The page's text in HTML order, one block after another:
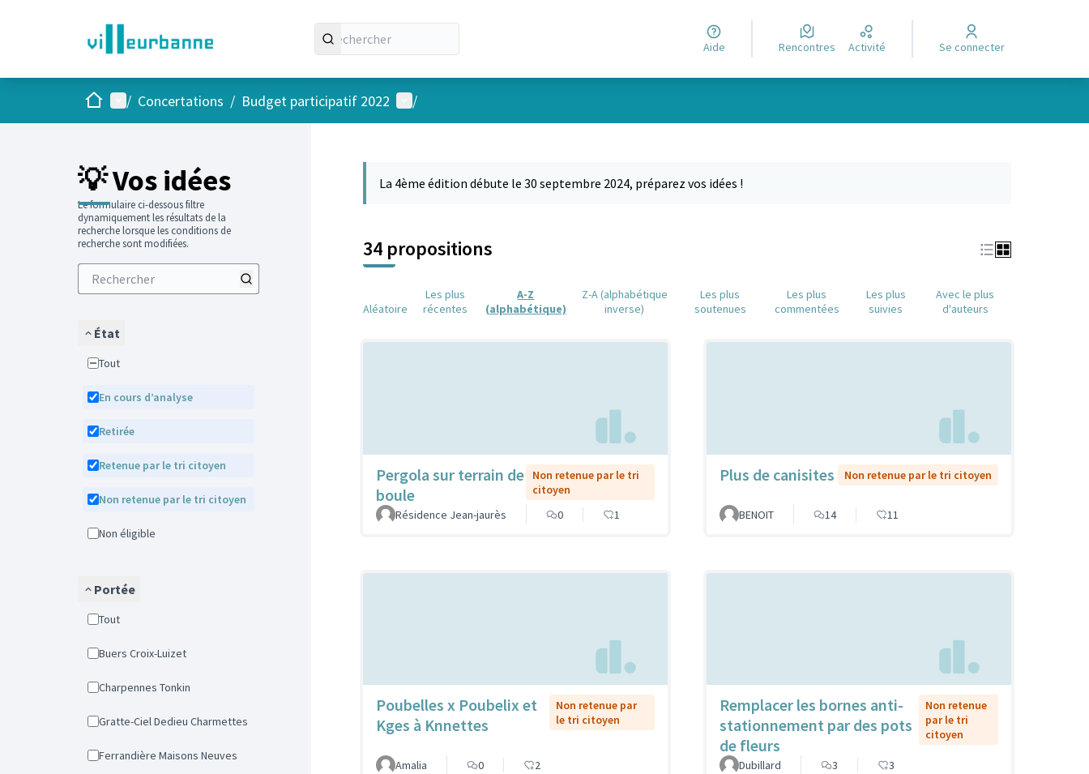
Aide Rencontres Activité Se connecter
AccueilMenu principal
/ Concertations / Budget participatif 2022 Menu utilisateur
/
💡 Vos idées
Le formulaire ci-dessous filtre
dynamiquement les résultats de la
recherche lorsque les conditions de
recherche sont modifiées.
État
Tout
En cours d’analyse
Retirée
Retenue par le tri citoyen
Non retenue par le tri citoyen
Non éligible
Portée
Tout
Buers Croix-Luizet
Charpennes Tonkin
Gratte-Ciel Dedieu Charmettes
Ferrandière Maisons Neuves
La 4ème édition débute le 30 septembre 2024, préparez vos idées !
34 propositions
Aléatoire
Les plus
récentes
A-Z
(alphabétique)
Z-A (alphabétique
inverse)
Les plus
soutenues
Les plus
commentées
Les plus
suivies
Avec le plus
d'auteurs
Pergola sur terrain de
boule
Non retenue par le tri
citoyen
Résidence Jean-jaurès
0 1
Plus de canisites Non retenue par le tri citoyen
BENOIT 14 11
Poubelles x Poubelix et
Kges à Knnettes
Non retenue par
le tri citoyen
Amalia 0 2
Remplacer les bornes anti-
stationnement par des pots
de fleurs
Non retenue
par le tri
citoyen
Dubillard 3 3